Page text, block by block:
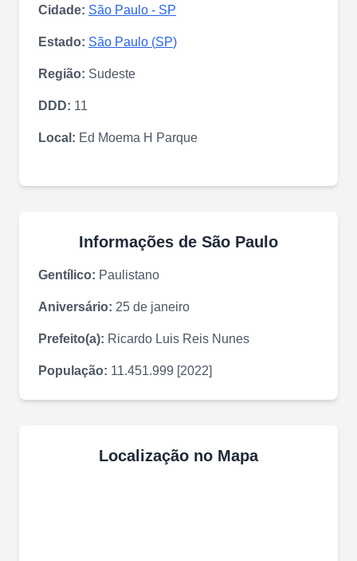
Cidade: São Paulo - SP
Estado: São Paulo (SP)
Região: Sudeste
DDD: 11
Local: Ed Moema H Parque
Informações de São Paulo
Gentílico: Paulistano
Aniversário: 25 de janeiro
Prefeito(a): Ricardo Luis Reis Nunes
População: 11.451.999 [2022]
Localização no Mapa